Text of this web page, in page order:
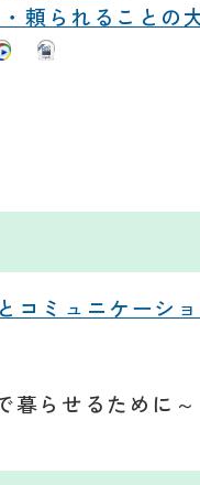
頼られることの
ミュニケーショ
暮らせるため